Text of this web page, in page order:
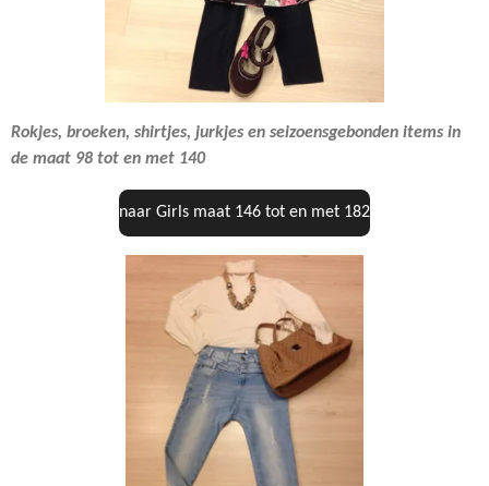
Rokjes, broeken, shirtjes, jurkjes en seizoensgebonden items in
de maat 98 tot en met 140
naar Girls maat 146 tot en met 182